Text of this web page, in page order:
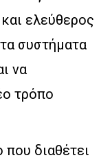
ελεύθερος
συστήματα
να
τρόπο
που διαθέτει